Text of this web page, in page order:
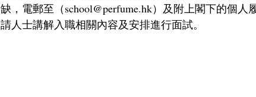
缺，電郵至（school@perfume.hk）及附上閣下的個人
請人士講解入職相關內容及安排進行面試。